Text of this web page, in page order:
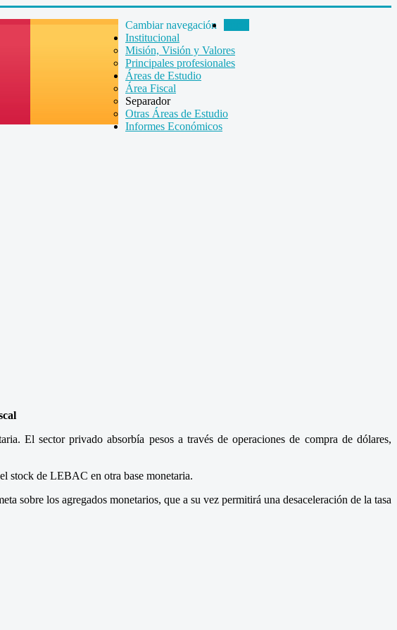
Cambiar navegación
Institucional
Misión, Visión y Valores
Principales profesionales
Áreas de Estudio
Área Fiscal
Separador
Otras Áreas de Estudio
Informes Económicos
El sector privado absorbía pesos a través de operaciones de compra de dólares,
stock de LEBAC en otra base monetaria.
sobre los agregados monetarios, que a su vez permitirá una desaceleración de la tasa